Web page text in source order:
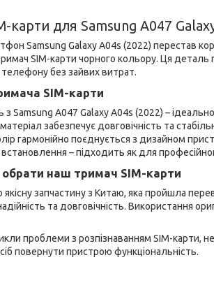
карти для Samsung A047
Samsung Galaxy A04s (2022) перестав
SIM-карти чорного кольору. Ця
без зайвих витрат.
SIM-карти
з Samsung A047 Galaxy A04s (2022) –
забезпечує довговічність та
гармонійно поєднується з дизайном
– підходить як для
наш тримач SIM-карти
запчастину з Китаю, яка пройшла
та довговічність. Використання
проблеми з розпізнаванням SIM-карти,
повернути пристрою функціональність.